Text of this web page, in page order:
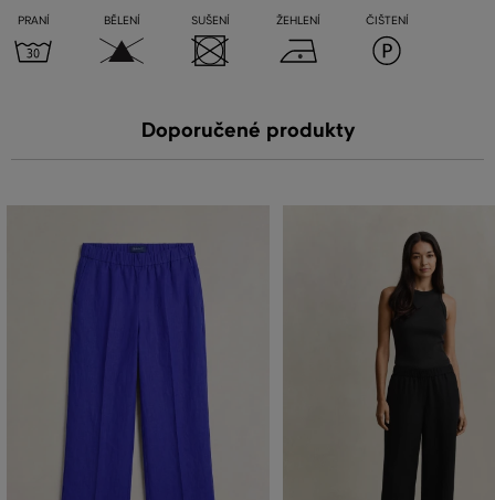
PRANÍ BĚLENÍ SUŠENÍ ŽEHLENÍ ČIŠTENÍ
Doporučené produkty